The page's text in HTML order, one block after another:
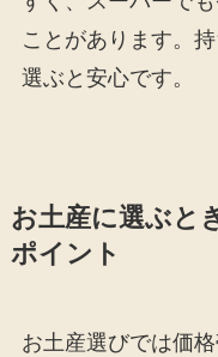
ことがあります。
選ぶと安心です。
お土産に選ぶと
ポイント
お土産選びでは価